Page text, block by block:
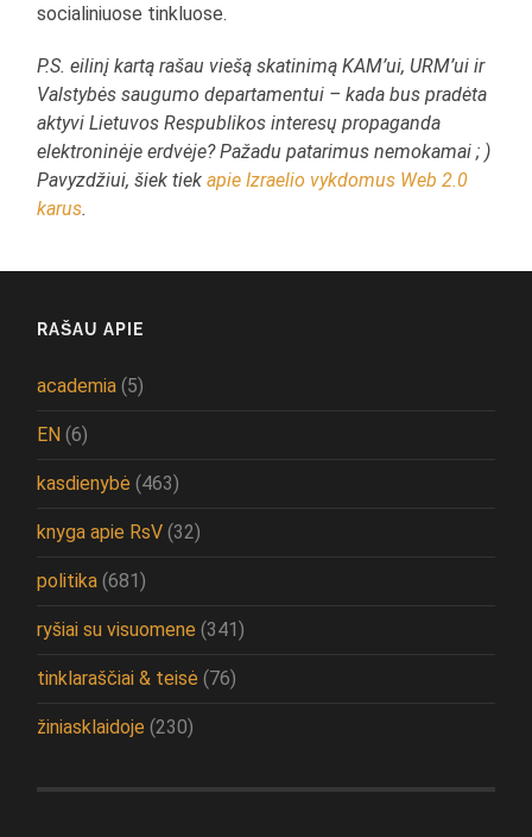
socialiniuose tinkluose.
P.S. eilinį kartą rašau viešą skatinimą KAM’ui, URM’ui ir
Valstybės saugumo departamentui – kada bus pradėta
aktyvi Lietuvos Respublikos interesų propaganda
elektroninėje erdvėje? Pažadu patarimus nemokamai ; )
Pavyzdžiui, šiek tiekapie Izraelio vykdomus Web 2.0
karus.
RAŠAU APIE
academia (5)
EN (6)
kasdienybė (463)
knyga apie RsV (32)
politika (681)
ryšiai su visuomene (341)
tinklaraščiai & teisė (76)
žiniasklaidoje (230)